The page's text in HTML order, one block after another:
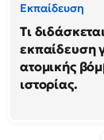
Εκπαίδευση
Τι
εκπαίδευση
ατομικής
ιστορίας.